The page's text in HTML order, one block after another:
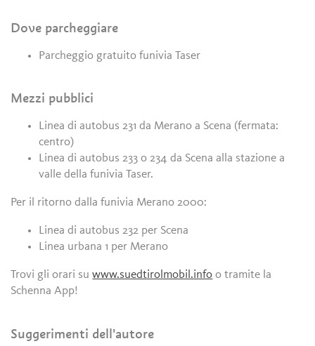
Dove parcheggiare
Parcheggio gratuito funivia Taser
Mezzi pubblici
Linea di autobus 231 da Merano a Scena (fermata:
centro)
Linea di autobus 233 o 234 da Scena alla stazione a
valle della funivia Taser.
Per il ritorno dalla funivia Merano 2000:
Linea di autobus 232 per Scena
Linea urbana 1 per Merano
Trovi gli orari suwww.suedtirolmobil.info o tramite la
Schenna App!
Suggerimenti dell'autore